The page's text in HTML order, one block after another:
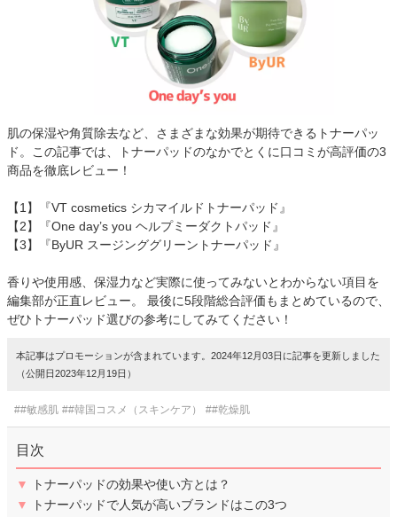
肌の保湿や角質除去など、さまざまな効果が期待できるトナーパッ
ド。この記事では、トナーパッドのなかでとくに口コミが高評価の3
商品を徹底レビュー！
【1】『VT cosmetics シカマイルドトナーパッド』
【2】『One day’s you ヘルプミーダクトパッド』
【3】『ByUR スージンググリーントナーパッド』
香りや使用感、保湿力など実際に使ってみないとわからない項目を
編集部が正直レビュー。 最後に5段階総合評価もまとめているので、
ぜひトナーパッド選びの参考にしてみてください！
本記事はプロモーションが含まれています。2024年12月03日に記事を更新しました
（公開日2023年12月19日）
##敏感肌 ##韓国コスメ（スキンケア） ##乾燥肌
目次
▼
トナーパッドの効果や使い方とは？
▼
トナーパッドで人気が高いブランドはこの3つ